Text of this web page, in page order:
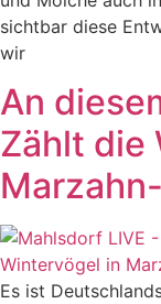
sichtbar diese
wir
An
Zählt die
Es ist